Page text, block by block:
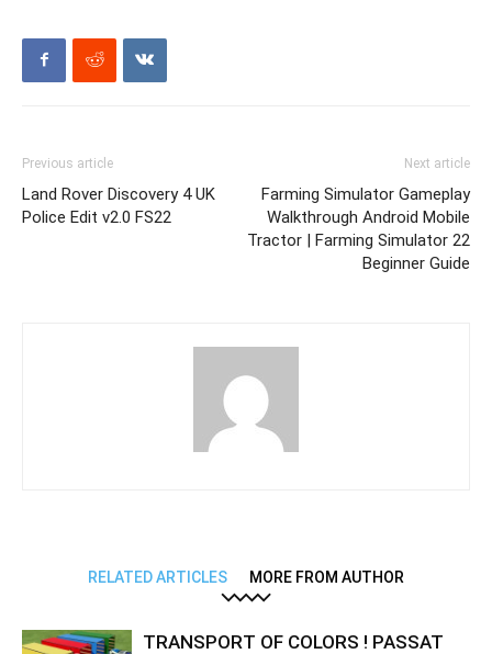
Previous article
Land Rover Discovery 4 UK
Police Edit v2.0 FS22
Next article
Farming Simulator Gameplay
Walkthrough Android Mobile
Tractor | Farming Simulator 22
Beginner Guide
RELATED ARTICLES MORE FROM AUTHOR
TRANSPORT OF COLORS ! PASSAT